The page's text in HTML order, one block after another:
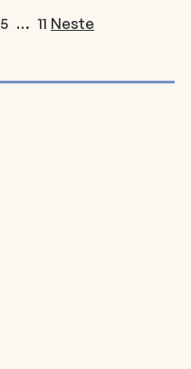
5 … 11 Neste